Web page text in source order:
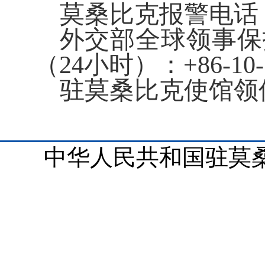
莫桑比克报警电话
外交部全球领事
（24小时）：+86-
驻莫桑比克使馆
中华人民共和国驻莫